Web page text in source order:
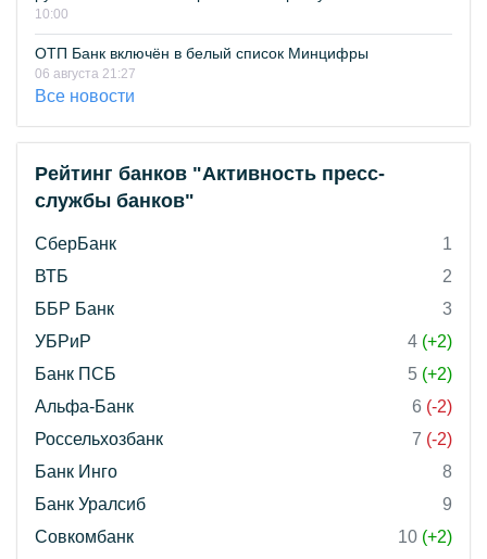
10:00
ОТП Банк включён в белый список Минцифры
06 августа 21:27
Все новости
Рейтинг банков "Активность пресс-
службы банков"
СберБанк
1
ВТБ
2
ББР Банк
3
УБРиР
4 (+2)
Банк ПСБ
5 (+2)
Альфа-Банк
6 (-2)
Россельхозбанк
7 (-2)
Банк Инго
8
Банк Уралсиб
9
Совкомбанк
10 (+2)